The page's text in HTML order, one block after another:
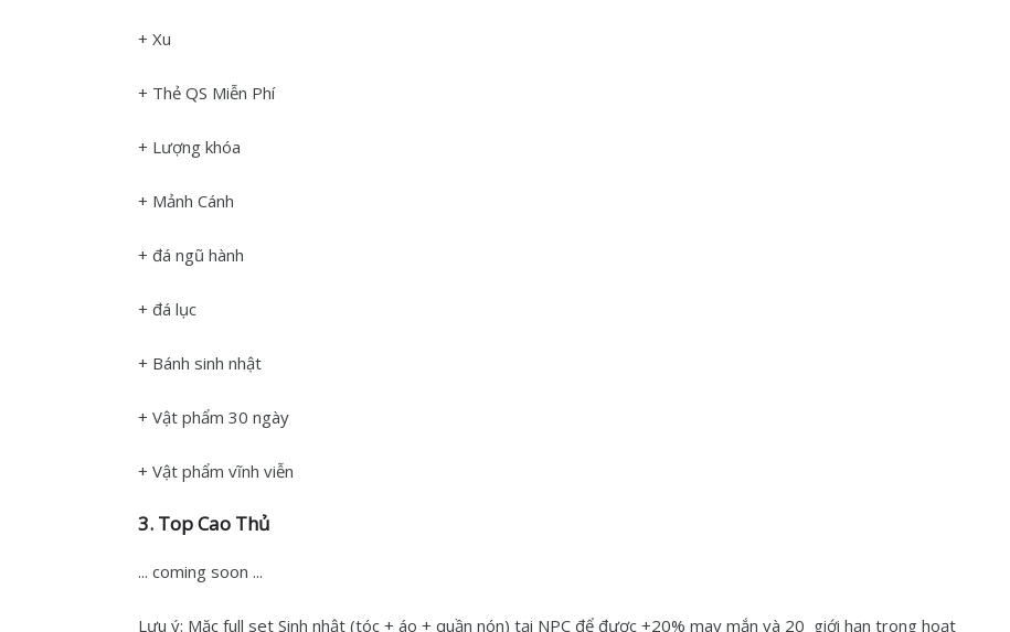
+ Xu
+ Thẻ QS Miễn Phí
+ Lượng khóa
+ Mảnh Cánh
+ đá ngũ hành
+ đá lục
+ Bánh sinh nhật
+ Vật phẩm 30 ngày
+ Vật phẩm vĩnh viễn
3. Top Cao Thủ
... coming soon ...
Lưu ý: Mặc full set Sinh nhật (tóc + áo + quần nón) tại NPC để được +20% may mắn và 20 giới hạn trong hoạt